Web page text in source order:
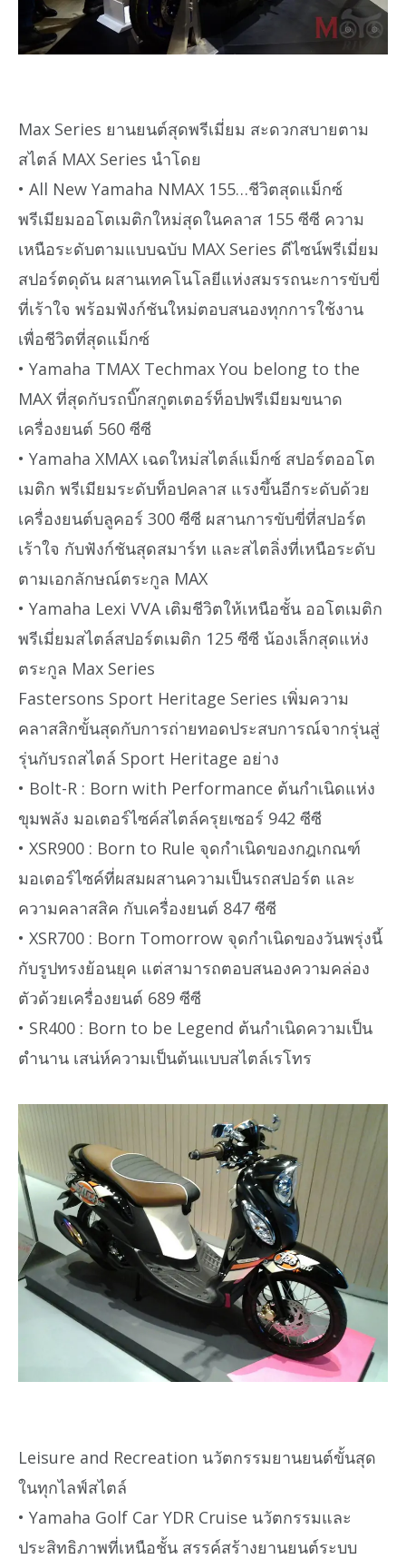
Max Series ยานยนต์สุดพรีเมี่ยม สะดวกสบายตาม
สไตล์ MAX Series นำโดย
• All New Yamaha NMAX 155…ชีวิตสุดแม็กซ์
พรีเมียมออโตเมติกใหม่สุดในคลาส 155 ซีซี ความ
เหนือระดับตามแบบฉบับ MAX Series ดีไซน์พรีเมี่ยม
สปอร์ตดุดัน ผสานเทคโนโลยีแห่งสมรรถนะการขับขี่
ที่เร้าใจ พร้อมฟังก์ชันใหม่ตอบสนองทุกการใช้งาน
เพื่อชีวิตที่สุดแม็กซ์
• Yamaha TMAX Techmax You belong to the
MAX ที่สุดกับรถบิ๊กสกูตเตอร์ท็อปพรีเมียมขนาด
เครื่องยนต์ 560 ซีซี
• Yamaha XMAX เฉดใหม่สไตล์แม็กซ์ สปอร์ตออโต
เมติก พรีเมียมระดับท็อปคลาส แรงขึ้นอีกระดับด้วย
เครื่องยนต์บลูคอร์ 300 ซีซี ผสานการขับขี่ที่สปอร์ต
เร้าใจ กับฟังก์ชันสุดสมาร์ท และสไตลิ่งที่เหนือระดับ
ตามเอกลักษณ์ตระกูล MAX
• Yamaha Lexi VVA เติมชีวิตให้เหนือชั้น ออโตเมติก
พรีเมี่ยมสไตล์สปอร์ตเมติก 125 ซีซี น้องเล็กสุดแห่ง
ตระกูล Max Series
Fastersons Sport Heritage Series เพิ่มความ
คลาสสิกขั้นสุดกับการถ่ายทอดประสบการณ์จากรุ่นสู่
รุ่นกับรถสไตล์ Sport Heritage อย่าง
• Bolt-R : Born with Performance ต้นกำเนิดแห่ง
ขุมพลัง มอเตอร์ไซค์สไตล์ครุยเซอร์ 942 ซีซี
• XSR900 : Born to Rule จุดกำเนิดของกฎเกณฑ์
มอเตอร์ไซค์ที่ผสมผสานความเป็นรถสปอร์ต และ
ความคลาสสิค กับเครื่องยนต์ 847 ซีซี
• XSR700 : Born Tomorrow จุดกำเนิดของวันพรุ่งนี้
กับรูปทรงย้อนยุค แต่สามารถตอบสนองความคล่อง
ตัวด้วยเครื่องยนต์ 689 ซีซี
• SR400 : Born to be Legend ต้นกำเนิดความเป็น
ตำนาน เสน่ห์ความเป็นต้นแบบสไตล์เรโทร
Leisure and Recreation นวัตกรรมยานยนต์ขั้นสุด
ในทุกไลฟ์สไตล์
• Yamaha Golf Car YDR Cruise นวัตกรรมและ
ประสิทธิภาพที่เหนือชั้น สรรค์สร้างยานยนต์ระบบ